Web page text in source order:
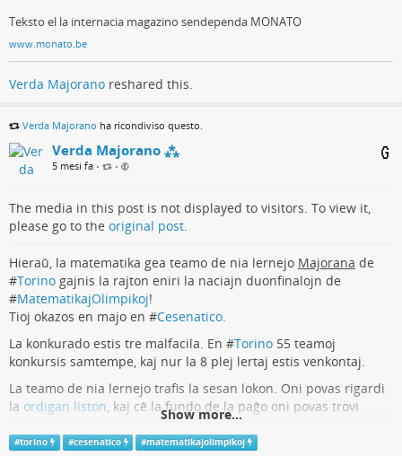
Teksto el la internacia magazino sendependa MONATO
www.monato.be
Verda Majorano reshared this.
Verda Majorano ha ricondiviso questo.
Verda Majorano ⁂
5 mesi fa • •
The media in this post is not displayed to visitors. To view it,
please go to the original post
Hieraŭ, la matematika gea teamo de nia lernejo Majorana de
#Torino gajnis la rajton eniri la naciajn duonfinalojn de
#MatematikajOlimpikoj!
Tioj okazos en majo en #Cesenatico
La konkurado estis tre malfacila. En #Torino 55 teamoj
konkursis samtempe, kaj nur la 8 plej lertaj estis venkontaj.
La teamo de nia lernejo trafis la sesan lokon. Oni povas rigardi
la ordigan liston , kaj cê la fundo de la paĝo oni povas trovi
prembutoneton per kiu oni povas revidi la tutan
konkuro.
Show more...
#torino #cesenatico #matematikajolimpikoj